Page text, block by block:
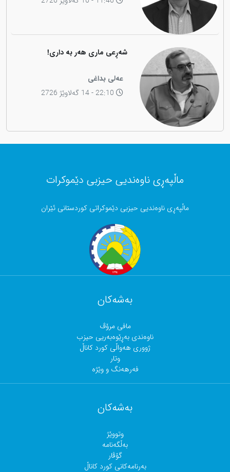
شەڕعی ماری هەر بە داری!
عەلی بداغی
ماڵپەڕی ناوەندیی حیزبی دێموکرات
ماڵپەڕی ناوەندیی حیزبی دێموکراتی کوردستانی ئێران
بەشەکان
مافی مرۆڤ
ناوەندی بەڕێوەبەریی حیزب
ژووری هەواڵی کورد کاناڵ
وتار
فەرهەنگ و وێژە
بەشەکان
وتووێژ
بەڵگەنامە
گۆڤار
بەرنامەکانی کورد کاناڵ